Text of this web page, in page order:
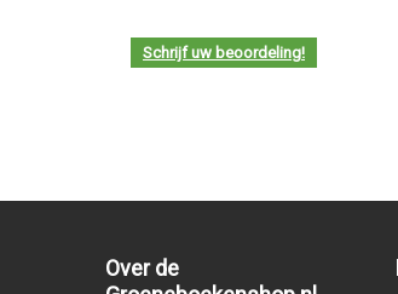
Schrijf uw beoordeling!
Over de